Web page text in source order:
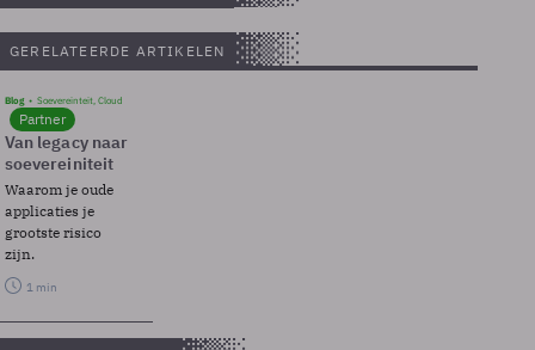
GERELATEERDE ARTIKELEN
Blog Soevereinteit, Cloud
Partner
Van legacy naar
soevereiniteit
Waarom je oude
applicaties je
grootste risico
zijn.
1 min